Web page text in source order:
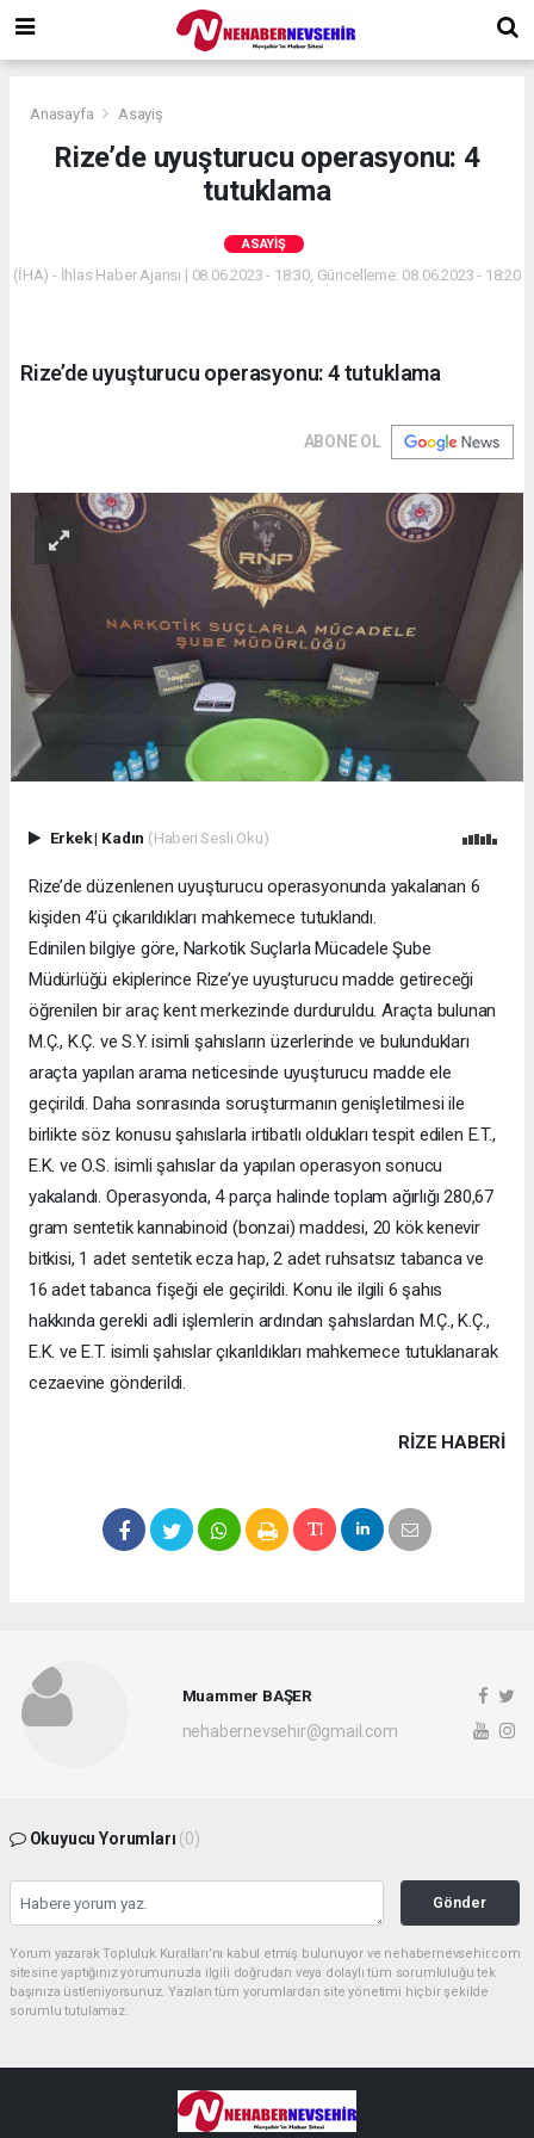
Anasayfa Asayiş
Rize’de uyuşturucu operasyonu: 4
tutuklama
ASAYIŞ
(İHA) - İhlas Haber Ajansı | 08.06.2023 - 18:30, Güncelleme: 08.06.2023 - 18:20
Rize’de uyuşturucu operasyonu: 4 tutuklama
ABONE OL
Erkek| Kadın (Haberi Sesli Oku)
Rize’de düzenlenen uyuşturucu operasyonunda yakalanan 6
kişiden 4’ü çıkarıldıkları mahkemece tutuklandı.
Edinilen bilgiye göre, Narkotik Suçlarla Mücadele Şube
Müdürlüğü ekiplerince Rize’ye uyuşturucu madde getireceği
öğrenilen bir araç kent merkezinde durduruldu. Araçta bulunan
M.Ç., K.Ç. ve S.Y. isimli şahısların üzerlerinde ve bulundukları
araçta yapılan arama neticesinde uyuşturucu madde ele
geçirildi. Daha sonrasında soruşturmanın genişletilmesi ile
birlikte söz konusu şahıslarla irtibatlı oldukları tespit edilen E.T.,
E.K. ve O.S. isimli şahıslar da yapılan operasyon sonucu
yakalandı. Operasyonda, 4 parça halinde toplam ağırlığı 280,67
gram sentetik kannabinoid (bonzai) maddesi, 20 kök kenevir
bitkisi, 1 adet sentetik ecza hap, 2 adet ruhsatsız tabanca ve
16 adet tabanca fişeği ele geçirildi. Konu ile ilgili 6 şahıs
hakkında gerekli adli işlemlerin ardından şahıslardan M.Ç., K.Ç.,
E.K. ve E.T. isimli şahıslar çıkarıldıkları mahkemece tutuklanarak
cezaevine gönderildi.
RIZE HABERİ
Muammer BAŞER
nehabernevsehir@gmail.com
Okuyucu Yorumları (0)
Gönder
Yorum yazarak Topluluk Kuralları’nı kabul etmiş bulunuyor ve nehabernevsehir.com
sitesine yaptığınız yorumunuzla ilgili doğrudan veya dolaylı tüm sorumluluğu tek
başınıza üstleniyorsunuz. Yazılan tüm yorumlardan site yönetimi hiçbir şekilde
sorumlu tutulamaz.